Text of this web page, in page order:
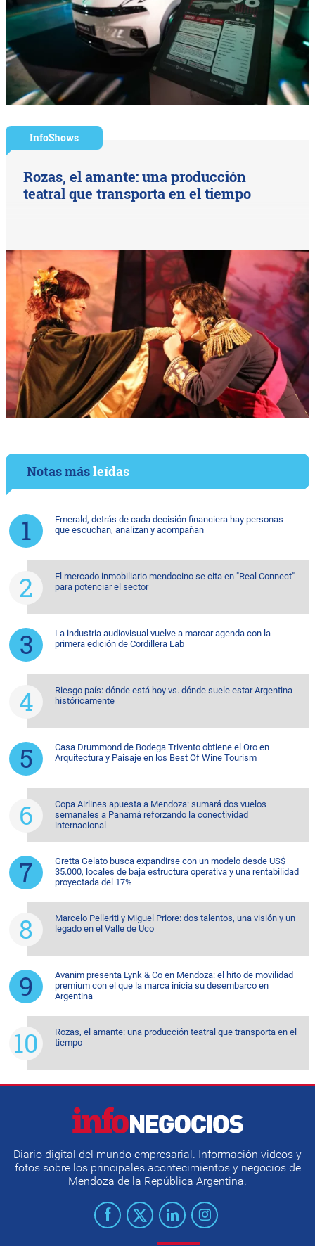
InfoShows
Rozas, el amante: una producción
teatral que transporta en el tiempo
Notas másleídas
Emerald, detrás de cada decisión financiera hay personas
que escuchan, analizan y acompañan
El mercado inmobiliario mendocino se cita en "Real Connect"
para potenciar el sector
La industria audiovisual vuelve a marcar agenda con la
primera edición de Cordillera Lab
Riesgo país: dónde está hoy vs. dónde suele estar Argentina
históricamente
Casa Drummond de Bodega Trivento obtiene el Oro en
Arquitectura y Paisaje en los Best Of Wine Tourism
Copa Airlines apuesta a Mendoza: sumará dos vuelos
semanales a Panamá reforzando la conectividad
internacional
Gretta Gelato busca expandirse con un modelo desde US$
35.000, locales de baja estructura operativa y una rentabilidad
proyectada del 17%
Marcelo Pelleriti y Miguel Priore: dos talentos, una visión y un
legado en el Valle de Uco
Avanim presenta Lynk & Co en Mendoza: el hito de movilidad
premium con el que la marca inicia su desembarco en
Argentina
Rozas, el amante: una producción teatral que transporta en el
tiempo
Diario digital del mundo empresarial. Información videos y
fotos sobre los principales acontecimientos y negocios de
Mendoza de la República Argentina.